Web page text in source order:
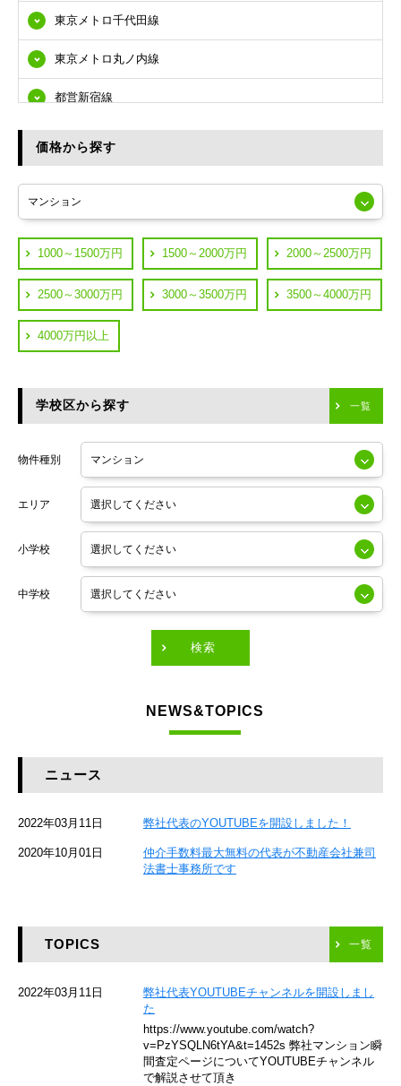
目黒区
大田区
世田谷区
渋谷区
練馬区
葛飾区
横浜市鶴見区
横浜市神奈川区
川崎市川崎区
川崎市中原区
川崎市高津区
東京メトロ千代田線
東京メトロ丸ノ内線
都営新宿線
都営浅草線
JR中央線
JR中央・総武線
東京メトロ日比谷線
小田急線
東京メトロ半蔵門線
東京メトロ副都心線
東京メトロ有楽町線
JR総武本線
京成本線
東海道新幹線
東京メトロ東西線
価格から探す
1000～1500万円 1500～2000万円 2000～2500万円
2500～3000万円 3000～3500万円 3500～4000万円
4000万円以上
学校区から探す 一覧
物件種別
エリア
小学校
中学校
検索
NEWS&TOPICS
ニュース
2022年03月11日 弊社代表のYOUTUBEを開設しました！
2020年10月01日
仲介手数料最大無料の代表が不動産会社兼司
法書士事務所です
TOPICS 一覧
2022年03月11日
弊社代表YOUTUBEチャンネルを開設しまし
た
https://www.youtube.com/watch?
v=PzYSQLN6tYA&t=1452s 弊社マンション瞬
間査定ページについてYOUTUBEチャンネル
で解説させて頂き